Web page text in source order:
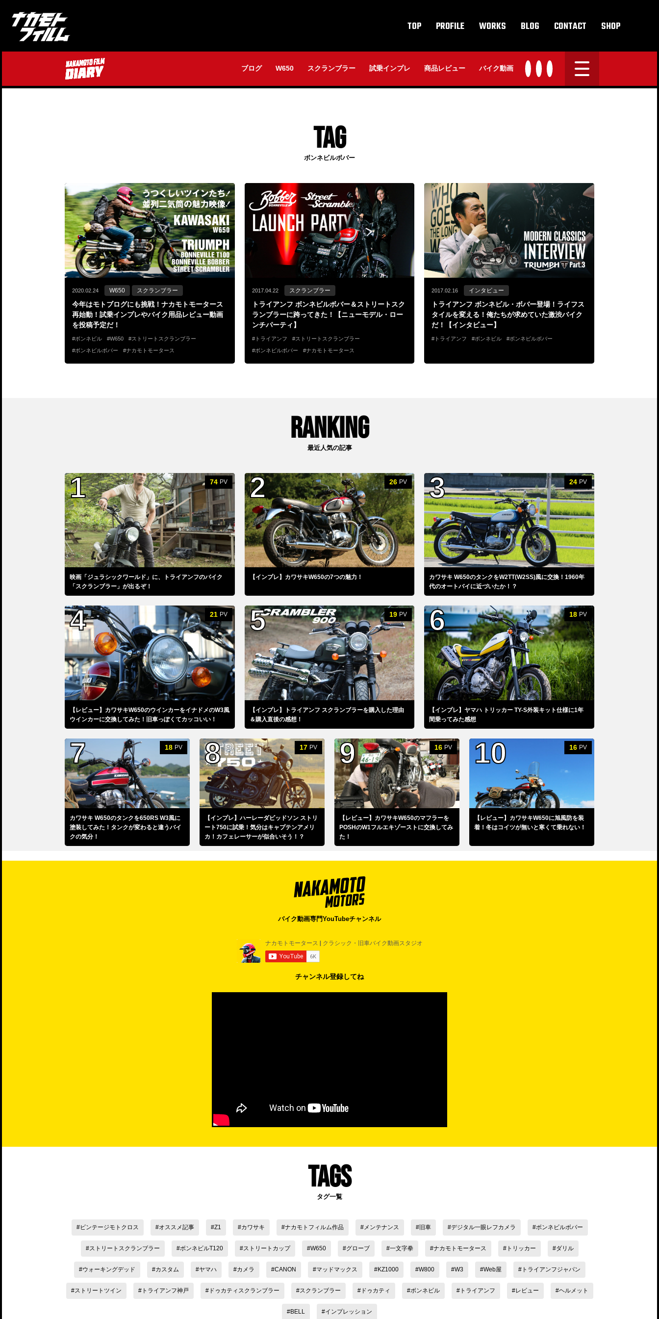
TOP PROFILE WORKS BLOG CONTACT SHOP
ブログ W650 スクランブラー 試乗インプレ 商品レビュー バイク動画
TAG
ボンネビルボバー
2020.02.24 W650 スクランブラー
今年はモトブログにも挑戦！ナカモトモータース
再始動！試乗インプレやバイク用品レビュー動画
を投稿予定だ！
ボンネビル W650
ストリートスクランブラー
ボンネビルボバー
ナカモトモータース
2017.04.22 スクランブラー
トライアンフ ボンネビルボバー＆ストリートスク
ランブラーに跨ってきた！【ニューモデル・ロー
ンチパーティ】
トライアンフ
ストリートスクランブラー
ボンネビルボバー
ナカモトモータース
2017.02.16 インタビュー
トライアンフ ボンネビル・ボバー登場！ライフス
タイルを変える！俺たちが求めていた激渋バイク
だ！【インタビュー】
トライアンフ ボンネビル ボンネビルボバー
RANKING
最近人気の記事
74 PV
映画「ジュラシックワールド」に、トライアンフのバイク
「スクランブラー」が出るぞ！
26 PV
【インプレ】カワサキW650の7つの魅力！
24 PV
カワサキ W650のタンクをW2TT(W2SS)風に交換！1960年
代のオートバイに近づいたか！？
21 PV
【レビュー】カワサキW650のウインカーをイナドメのW3風
ウインカーに交換してみた！旧車っぽくてカッコいい！
19 PV
【インプレ】トライアンフ スクランブラーを購入した理由
＆購入直後の感想！
18 PV
【インプレ】ヤマハ トリッカー TY-S外装キット仕様に1年
間乗ってみた感想
18 PV
カワサキ W650のタンクを650RS W3風に
塗装してみた！タンクが変わると違うバイ
クの気分！
17 PV
【インプレ】ハーレーダビッドソン ストリ
ート750に試乗！気分はキャプテンアメリ
カ！カフェレーサーが似合いそう！？
16 PV
【レビュー】カワサキW650のマフラーを
POSHのW1フルエキゾーストに交換してみ
た！
16 PV
【レビュー】カワサキW650に旭風防を装
着！冬はコイツが無いと寒くて乗れない！
バイク動画専門YouTubeチャンネル
チャンネル登録してね
TAGS
タグ一覧
ビンテージモトクロス オススメ記事 Z1 カワサキ ナカモトフィルム作品 メンテナンス 旧車 デジタル一眼レフカメラ ボンネビルボバー
ストリートスクランブラー ボンネビルT120 ストリートカップ W650 グローブ 一文字拳 ナカモトモータース トリッカー ダリル
ウォーキングデッド カスタム ヤマハ カメラ CANON マッドマックス KZ1000 W800 W3 Web屋 トライアンフジャパン
ストリートツイン トライアンフ神戸 ドゥカティスクランブラー スクランブラー ドゥカティ ボンネビル トライアンフ レビュー ヘルメット
BELL インプレッション